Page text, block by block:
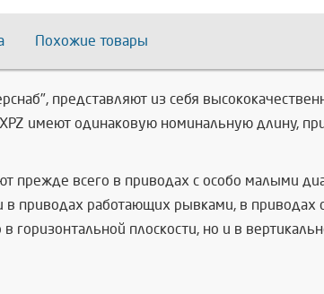
Похожие товары
представляют из себя
имеют одинаковую номинальную длину,
прежде всего в приводах с особо малыми
приводах работающих рывками, в
плоскости, но и в